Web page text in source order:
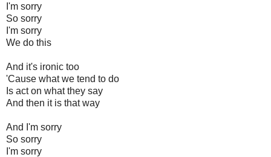
I'm sorry
So sorry
I'm sorry
We do this
And it's ironic too
'Cause what we tend to do
Is act on what they say
And then it is that way
And I'm sorry
So sorry
I'm sorry